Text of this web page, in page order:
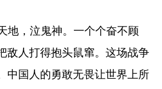
地，泣鬼神。一个个奋不顾
敌人打得抱头鼠窜。这场战争
中国人的勇敢无畏让世界上所